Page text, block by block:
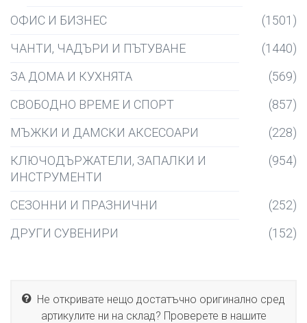
ОФИС И БИЗНЕС
(1501)
ЧАНТИ, ЧАДЪРИ И ПЪТУВАНЕ
(1440)
ЗА ДОМА И КУХНЯТА
(569)
СВОБОДНО ВРЕМЕ И СПОРТ
(857)
МЪЖКИ И ДАМСКИ АКСЕСОАРИ
(228)
КЛЮЧОДЪРЖАТЕЛИ, ЗАПАЛКИ И
ИНСТРУМЕНТИ
(954)
СЕЗОННИ И ПРАЗНИЧНИ
(252)
ДРУГИ СУВЕНИРИ
(152)
Не откривате нещо достатъчно оригинално сред
артикулите ни на склад? Проверете в нашите